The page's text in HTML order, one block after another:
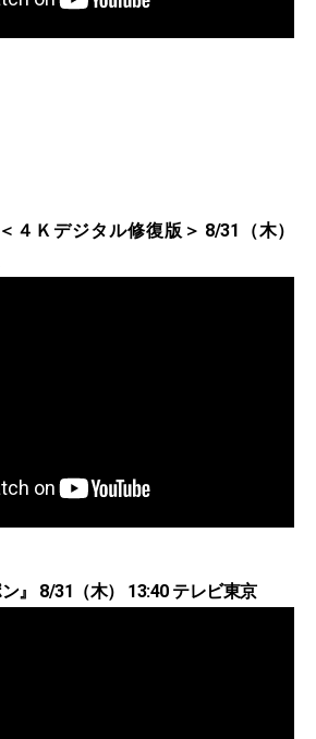
４Ｋデジタル修復版＞ 8/31（木）
』 8/31（木） 13:40 テレビ東京